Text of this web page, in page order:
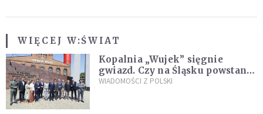
WIĘCEJ W:ŚWIAT
Kopalnia „Wujek” sięgnie
gwiazd. Czy na Śląsku powstanie
„Dolina Krzemowa”?
WIADOMOŚCI Z POLSKI